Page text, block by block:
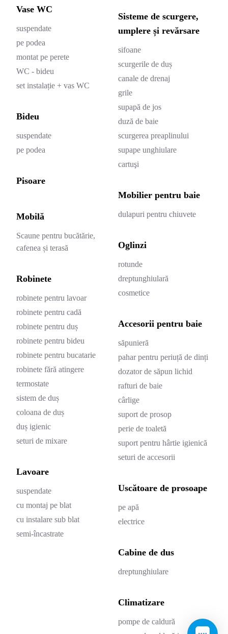
Vase WC
suspendate
pe podea
montat pe perete
WC - bideu
set instalație + vas WC
Bideu
suspendate
pe podea
Pisoare
Mobilă
Scaune pentru bucătărie,
cafenea și terasă
Robinete
robinete pentru lavoar
robinete pentru cadă
robinete pentru duș
robinete pentru bideu
robinete pentru bucatarie
robinete fără atingere
termostate
sistem de duș
coloana de duș
duș igienic
seturi de mixare
Lavoare
suspendate
cu montaj pe blat
cu instalare sub blat
semi-încastrate
Sisteme de scurgere,
umplere și revărsare
sifoane
scurgerile de duș
canale de drenaj
grile
supapă de jos
duză de baie
scurgerea preaplinului
supape unghiulare
cartuşi
Mobilier pentru baie
dulapuri pentru chiuvete
Oglinzi
rotunde
dreptunghiulară
cosmetice
Accesorii pentru baie
săpunieră
pahar pentru periuță de dinți
dozator de săpun lichid
rafturi de baie
cârlige
suport de prosop
perie de toaletă
suport pentru hârtie igienică
seturi de accesorii
Uscătoare de prosoape
pe apă
electrice
Cabine de dus
dreptunghiulare
Climatizare
pompe de caldură